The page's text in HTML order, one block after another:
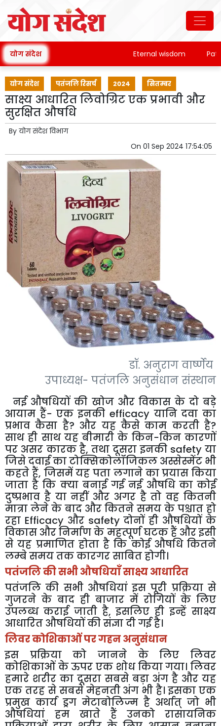
योग संदेश Eternal wisdom
योग संदेश पतंजलि रिसर्च 2024 सितम्बर
साक्ष्य आधारित लिवोग्रिट एक प्रभावी और
सुरक्षित औषधि
By योग संदेश विभाग
On 01 Sep 2024 17:54:05
डॉ. अनुराग वार्ष्णेय
उपाध्यक्ष- पतंजलि अनुसंधान संस्थान
नई औषधियों की खोज और विकास के दो बड़े
आयाम हैं- एक इनकी efficacy यानि दवा का
प्रभाव कैसा है? और यह कैसे काम करती है?
साथ ही साथ यह बीमारी के किन-किन कारणों
पर असर कारक है, तथा दूसरा इनकी safety या
जिसे दवाई का टोक्सिकोलॉजिकल अस्सेस्मेंट भी
कहते हैं, जिसमें यह पता लगाने का प्रयास किया
जाता है कि क्या बनाई गई नई औषधि का कोई
दुष्प्रभाव है या नहीं और अगर है तो वह कितनी
मात्रा लेने के बाद और कितने समय के पश्चात हो
रहा Efficacy और safety दोनों ही औषधियों के
विकास और निर्माण के महत्पूर्ण घटक हैं और इसी
से यह प्रमाणित होता है कि कोई औषधि कितने
लम्बे समय तक कारगर साबित होगी।
पतंजलि की सभी औषधियाँ साक्ष्य आधारित
पतंजलि की सभी औषधियां इस पूरी प्रक्रिया से
गुजरने के बाद ही बाजार में रोगियों के लिए
उपलब्ध कराई जाती है, इसलिए ही इन्हें साक्ष्य
आधारित औषधियों की संज्ञा दी गई है।
लिवर कोशिकाओं पर गहन अनुसंधान
इस प्रक्रिया को जानने के लिए लिवर
कोशिकाओं के ऊपर एक शोध किया गया। लिवर
हमारे शरीर का दूसरा सबसे बड़ा अंग है और यह
एक तरह से सबसे मेहनती अंग भी है। इसका एक
प्रमुख कार्य ड्रग मेटाबोलिज्म है अर्थात् जो भी
औषधियां हम खाते हैं उनको रासायनिक